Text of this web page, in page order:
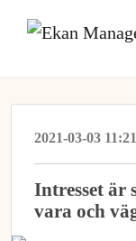
2021-03-03 11:21
Intresset är
vara och